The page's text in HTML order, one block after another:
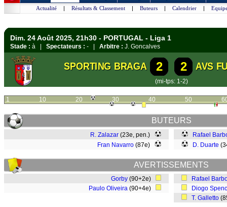
Actualité | Résultats & Classement | Buteurs | Calendrier |
Dim. 24 Août 2025, 21h30 - PORTUGAL - Liga 1
Stade : à | Spectateurs : - | Arbitre : J. Goncalves
SPORTING BRAGA 2 2 AVS
(mi-tps: 1-2)
1 10 20 30 40 50
BUTEURS
R. Zalazar (23e, pen.)
Fran Navarro (87e)
Rafael
D. Duarte
AVERTISSEMENTS
Gorby (90+2e)
Paulo Oliveira (90+4e)
Rafael
Diogo
T. Galletto